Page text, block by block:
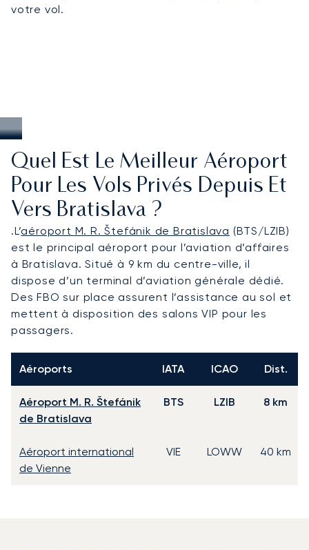
votre vol.
Quel Est Le Meilleur Aéroport
Pour Les Vols Privés Depuis Et
Vers Bratislava ?
.L’aéroport M. R. Štefánik de Bratislava (BTS/LZIB)
est le principal aéroport pour l’aviation d’affaires
à Bratislava. Situé à 9 km du centre-ville, il
dispose d’un terminal d’aviation générale dédié.
Des FBO sur place assurent l’assistance au sol et
mettent à disposition des salons VIP pour les
passagers.
Aéroports IATA ICAO Dist.
Aéroport M. R. Štefánik
de Bratislava
BTS LZIB 8 km
Aéroport international
de Vienne
VIE LOWW 40 km